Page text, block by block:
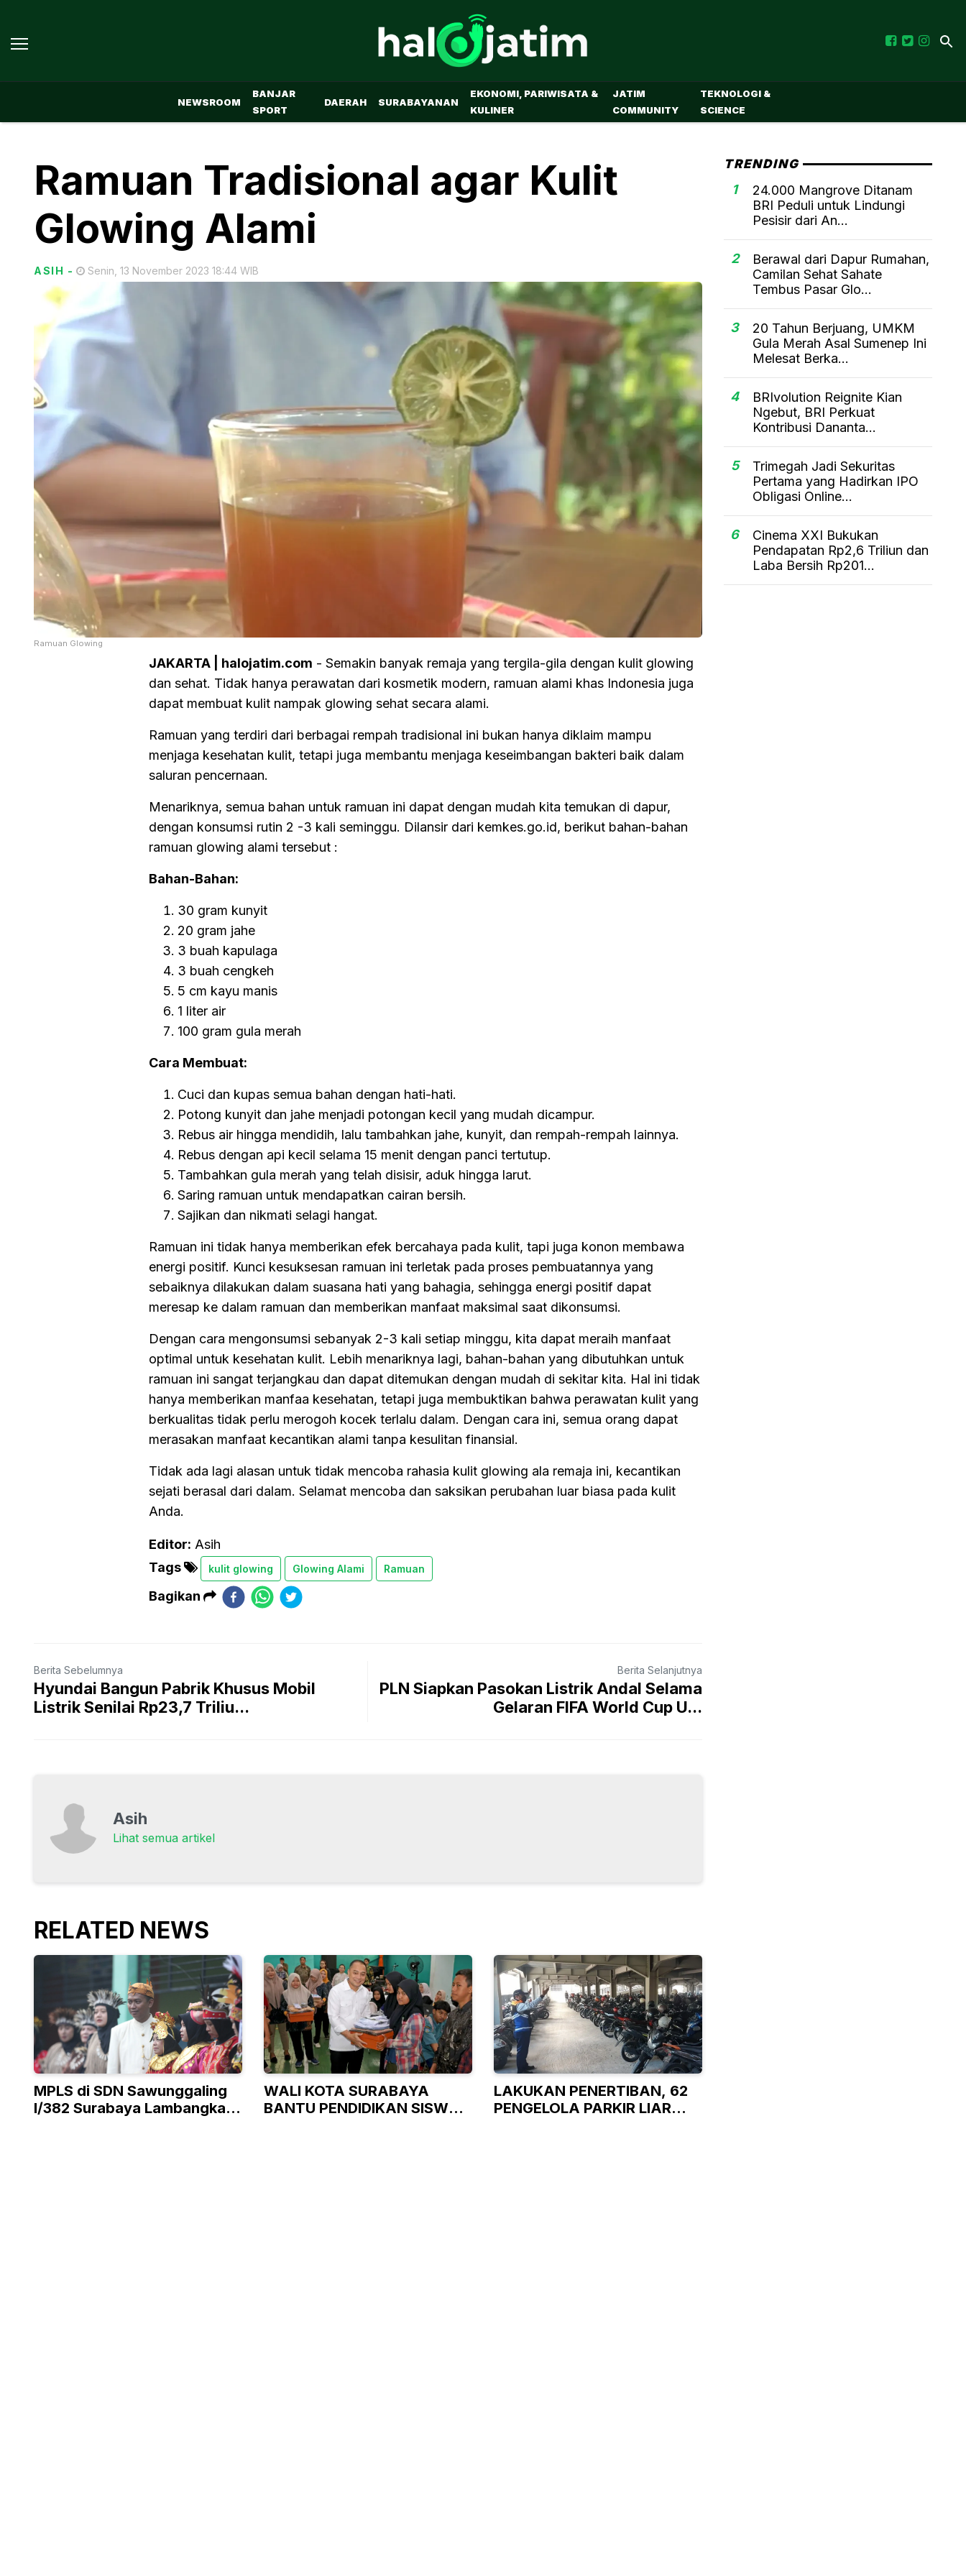
NEWSROOM
BANJAR
SPORT
DAERAH SURABAYANAN
EKONOMI, PARIWISATA &
KULINER
JATIM
COMMUNITY
TEKNOLOGI &
SCIENCE
Ramuan Tradisional agar Kulit
Glowing Alami
ASIH - Senin, 13 November 2023 18:44 WIB
Ramuan Glowing
JAKARTA | halojatim.com - Semakin banyak remaja yang tergila-gila dengan kulit glowing
dan sehat. Tidak hanya perawatan dari kosmetik modern, ramuan alami khas Indonesia juga
dapat membuat kulit nampak glowing sehat secara alami.
Ramuan yang terdiri dari berbagai rempah tradisional ini bukan hanya diklaim mampu
menjaga kesehatan kulit, tetapi juga membantu menjaga keseimbangan bakteri baik dalam
saluran pencernaan.
Menariknya, semua bahan untuk ramuan ini dapat dengan mudah kita temukan di dapur,
dengan konsumsi rutin 2 -3 kali seminggu. Dilansir dari kemkes.go.id, berikut bahan-bahan
ramuan glowing alami tersebut :
Bahan-Bahan:
30 gram kunyit
20 gram jahe
3 buah kapulaga
3 buah cengkeh
5 cm kayu manis
1 liter air
100 gram gula merah
Cara Membuat:
Cuci dan kupas semua bahan dengan hati-hati.
Potong kunyit dan jahe menjadi potongan kecil yang mudah dicampur.
Rebus air hingga mendidih, lalu tambahkan jahe, kunyit, dan rempah-rempah lainnya.
Rebus dengan api kecil selama 15 menit dengan panci tertutup.
Tambahkan gula merah yang telah disisir, aduk hingga larut.
Saring ramuan untuk mendapatkan cairan bersih.
Sajikan dan nikmati selagi hangat.
Ramuan ini tidak hanya memberikan efek bercahaya pada kulit, tapi juga konon membawa
energi positif. Kunci kesuksesan ramuan ini terletak pada proses pembuatannya yang
sebaiknya dilakukan dalam suasana hati yang bahagia, sehingga energi positif dapat
meresap ke dalam ramuan dan memberikan manfaat maksimal saat dikonsumsi.
Dengan cara mengonsumsi sebanyak 2-3 kali setiap minggu, kita dapat meraih manfaat
optimal untuk kesehatan kulit. Lebih menariknya lagi, bahan-bahan yang dibutuhkan untuk
ramuan ini sangat terjangkau dan dapat ditemukan dengan mudah di sekitar kita. Hal ini tidak
hanya memberikan manfaa kesehatan, tetapi juga membuktikan bahwa perawatan kulit yang
berkualitas tidak perlu merogoh kocek terlalu dalam. Dengan cara ini, semua orang dapat
merasakan manfaat kecantikan alami tanpa kesulitan finansial.
Tidak ada lagi alasan untuk tidak mencoba rahasia kulit glowing ala remaja ini, kecantikan
sejati berasal dari dalam. Selamat mencoba dan saksikan perubahan luar biasa pada kulit
Anda.
Editor: Asih
Tags
kulit glowing Glowing Alami Ramuan
Bagikan
Berita Sebelumnya
Hyundai Bangun Pabrik Khusus Mobil
Listrik Senilai Rp23,7 Triliu...
Berita Selanjutnya
PLN Siapkan Pasokan Listrik Andal Selama
Gelaran FIFA World Cup U...
Asih
Lihat semua artikel
RELATED NEWS
MPLS di SDN Sawunggaling
I/382 Surabaya Lambangkan
WALI KOTA SURABAYA
BANTU PENDIDIKAN SISWA
LAKUKAN PENERTIBAN, 62
PENGELOLA PARKIR LIAR
TRENDING
1
24.000 Mangrove Ditanam
BRI Peduli untuk Lindungi
Pesisir dari An...
2
Berawal dari Dapur Rumahan,
Camilan Sehat Sahate
Tembus Pasar Glo...
3
20 Tahun Berjuang, UMKM
Gula Merah Asal Sumenep Ini
Melesat Berka...
4
BRIvolution Reignite Kian
Ngebut, BRI Perkuat
Kontribusi Dananta...
5
Trimegah Jadi Sekuritas
Pertama yang Hadirkan IPO
Obligasi Online...
6
Cinema XXI Bukukan
Pendapatan Rp2,6 Triliun dan
Laba Bersih Rp201...